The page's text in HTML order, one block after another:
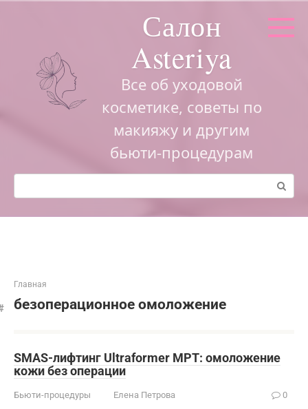
Салон
Asteriya
Все об уходовой
косметике, советы по
макияжу и другим
бьюти-процедурам
Поиск:
Главная
безоперационное омоложение
SMAS-лифтинг Ultraformer MPT: омоложение
кожи без операции
Бьюти-процедуры Елена Петрова 0